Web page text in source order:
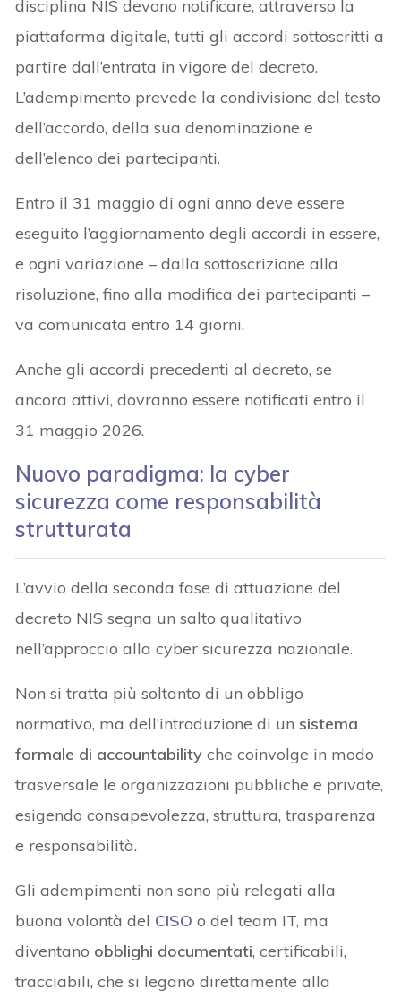
disciplina NIS devono notificare, attraverso la
piattaforma digitale, tutti gli accordi sottoscritti a
partire dall’entrata in vigore del decreto.
L’adempimento prevede la condivisione del testo
dell’accordo, della sua denominazione e
dell’elenco dei partecipanti.
Entro il 31 maggio di ogni anno deve essere
eseguito l’aggiornamento degli accordi in essere,
e ogni variazione – dalla sottoscrizione alla
risoluzione, fino alla modifica dei partecipanti –
va comunicata entro 14 giorni.
Anche gli accordi precedenti al decreto, se
ancora attivi, dovranno essere notificati entro il
31 maggio 2026.
Nuovo paradigma: la cyber
sicurezza come responsabilità
strutturata
L’avvio della seconda fase di attuazione del
decreto NIS segna un salto qualitativo
nell’approccio alla cyber sicurezza nazionale.
Non si tratta più soltanto di un obbligo
normativo, ma dell’introduzione di un sistema
formale di accountability che coinvolge in modo
trasversale le organizzazioni pubbliche e private,
esigendo consapevolezza, struttura, trasparenza
e responsabilità.
Gli adempimenti non sono più relegati alla
buona volontà del CISO o del team IT, ma
diventano obblighi documentati, certificabili,
tracciabili, che si legano direttamente alla